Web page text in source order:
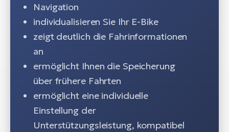
Navigation
individualisieren Sie Ihr E-Bike
zeigt deutlich die Fahrinformationen
an
ermöglicht Ihnen die Speicherung
über frühere Fahrten
ermöglicht eine individuelle
Einstellung der
Unterstützungsleistung, kompatibel